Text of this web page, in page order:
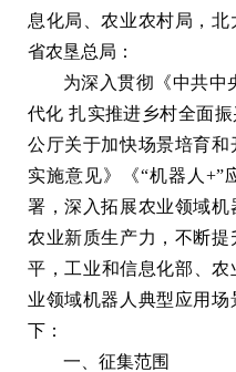
息化局、农业农村局，
省农垦总局：
为深入贯彻《中共中
代化 扎实推进乡村全面
公厅关于加快场景培育
实施意见》《“机器人+”
署，深入拓展农业领域
农业新质生产力，不断
平，工业和信息化部、农
业领域机器人典型应用
下：
一、征集范围